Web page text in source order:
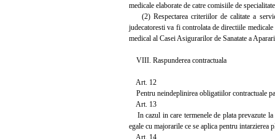
medicale elaborate de catre comisiile de
(2) Respectarea criteriilor de calitate a
judecatoresti va fi controlata de directiile
medical al Casei Asigurarilor de Sanatate a
VIII. Raspunderea contractuala
Art. 12
Pentru neindeplinirea obligatiilor contractuale
Art. 13
In cazul in care termenele de plata prevazute
egale cu majorarile ce se aplica pentru intarzierea
Art. 14